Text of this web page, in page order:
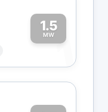
1.5
MW1